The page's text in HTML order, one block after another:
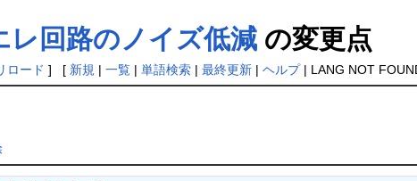
レ回路のノイズ低減の変更点
ロード ] [ 新規 | 一覧| 単語検索| 最終更新| ヘルプ| LANG NOT